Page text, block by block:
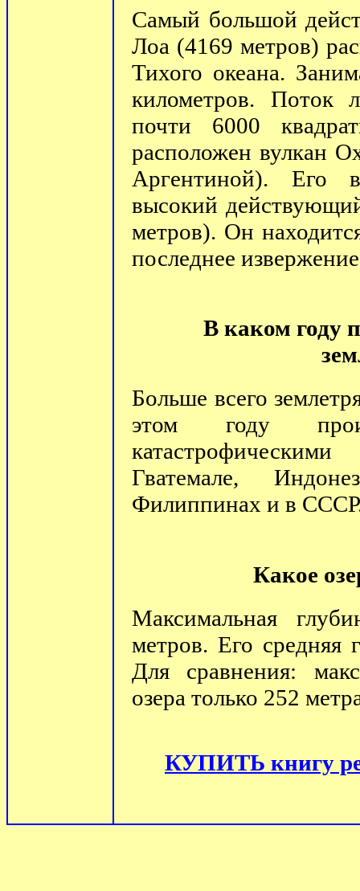
Самый большой
Лоа (4169 метров)
Тихого океана.
километров. Поток
почти 6000
расположен вулкан
Аргентиной). Его
высокий
метров). Он
последнее
В каком году
Больше всего
этом году
Гватемале,
Филиппинах и в
Какое
Максимальная
метров. Его средняя
Для сравнения:
озера только 252
КУПИТЬ книгу